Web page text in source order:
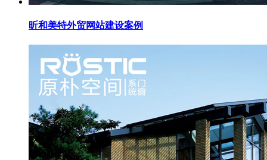
昕和美特外贸网站建设案例